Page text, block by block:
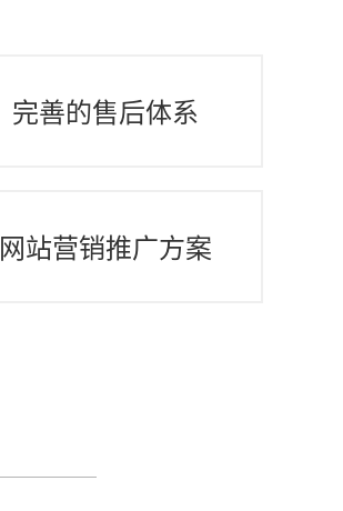
完善的售后体系
网站营销推广方案